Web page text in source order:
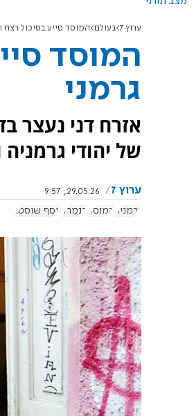
ערוץ 7 בעולם המוסד סייע בסיכול רצח
המוסד
גרמני
אזרח דני נעצר
של יהודי
ערוץ 7
29.05.26, 9:57
גרמניה
המוסד דנמרק יוסף שוסטר